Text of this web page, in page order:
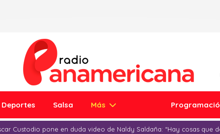
Deportes Salsa Más
Custodio pone en duda video de Naldy Saldaña: “Hay cosas que